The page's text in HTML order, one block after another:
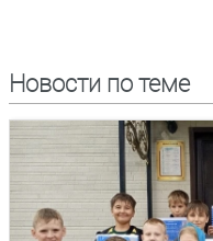
Новости по теме